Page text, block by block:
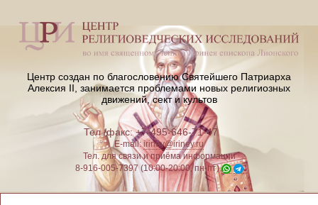
Центр создан по благословению Святейшего Патриарха
Алексия II, занимается проблемами новых религиозных
движений, сект и культов
Тел./факс: +7-495-646-71-47
E-mail:iriney@iriney.ru
Тел. для связи и приёма информации
8-916-005-7397 (10:00-20:00, пн-пт)